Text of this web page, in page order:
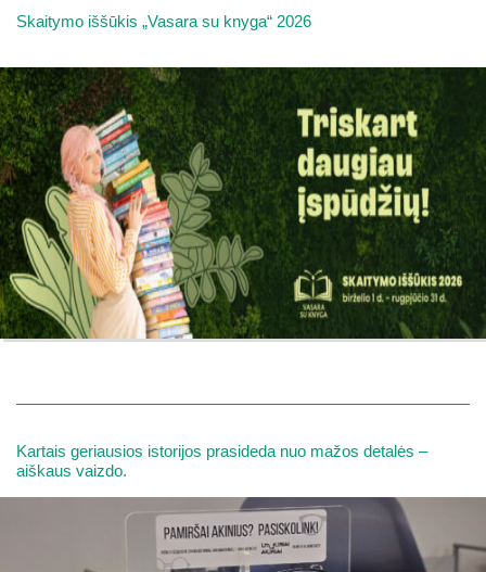
Skaitymo iššūkis „Vasara su knyga“ 2026
Kartais geriausios istorijos prasideda nuo mažos detalės –
aiškaus vaizdo.